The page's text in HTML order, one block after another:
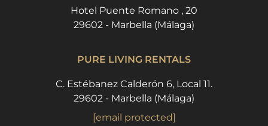
Hotel Puente Romano , 20
29602 - Marbella (Málaga)
PURE LIVING RENTALS
C. Estébanez Calderón 6, Local 11.
29602 - Marbella (Málaga)
[email protected]